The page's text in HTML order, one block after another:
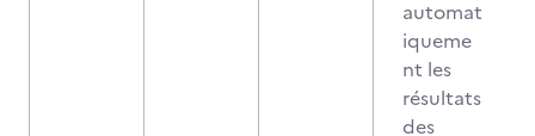
automat
iqueme
nt les
résultats
des